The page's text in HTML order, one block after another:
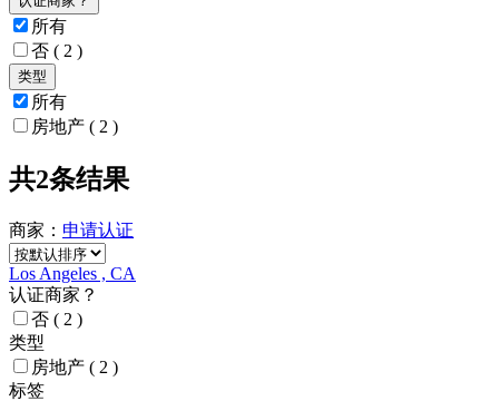
所有
否 ( 2 )
类型
所有
房地产 ( 2 )
共2条结果
商家： 申请认证
Los Angeles , CA
认证商家？
否 ( 2 )
类型
房地产 ( 2 )
标签